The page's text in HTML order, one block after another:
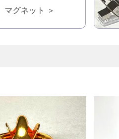
マグネット ＞